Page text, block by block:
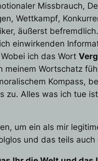
Missbrauch,
, Wettkampf,
äußerst
einwirkenden
ich das Wort
meinem Wortschatz
Kompass,
zu. Alles was ich tue
um ein als mir
und das teils